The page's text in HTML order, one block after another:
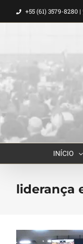
para
+55 (61) 3579-8280 |
INÍCIO
liderança